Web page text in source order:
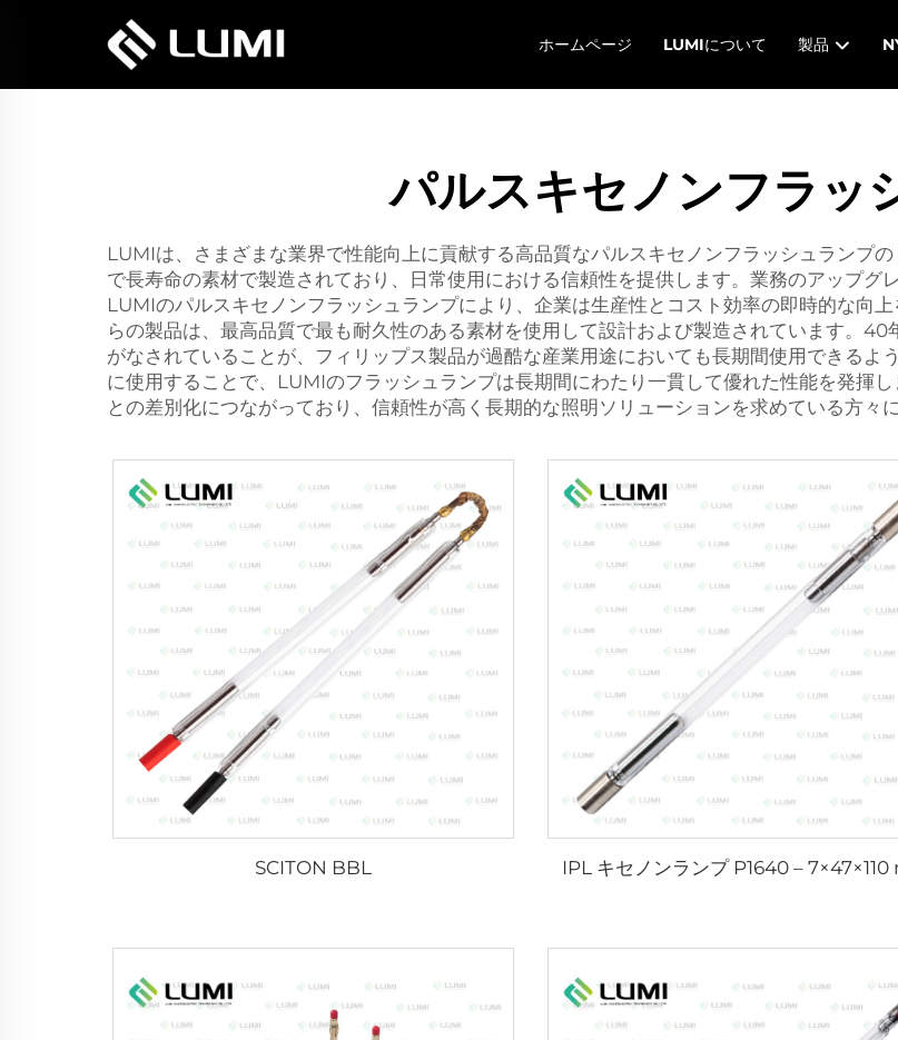
ホームページ LUMIについて 製品
パルスキセノンフラッ
LUMIは、さまざまな業界で性能向上に貢献する高品質なパルスキセノンフラッシュランプ
で長寿命の素材で製造されており、日常使用における信頼性を提供します。業務のアップグ
LUMIのパルスキセノンフラッシュランプにより、企業は生産性とコスト効率の即時的な向
らの製品は、最高品質で最も耐久性のある素材を使用して設計および製造されています。
がなされていることが、フィリップス製品が過酷な産業用途においても長期間使用できるよ
に使用することで、LUMIのフラッシュランプは長期間にわたり一貫して優れた性能を発揮
との差別化につながっており、信頼性が高く長期的な照明ソリューションを求めている方々
SCITON BBL
IPL キセノンランプ P1640 –